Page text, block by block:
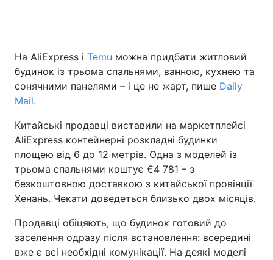
На AliExpress і Temu можна придбати житловий
будинок із трьома спальнями, ванною, кухнею та
сонячними панелями – і це не жарт, пише Daily
Mail.
Китайські продавці виставили на маркетплейсі
AliExpress контейнерні розкладні будинки
площею від 6 до 12 метрів. Одна з моделей із
трьома спальнями коштує €4 781 – з
безкоштовною доставкою з китайської провінції
Хенань. Чекати доведеться близько двох місяців.
Продавці обіцяють, що будинок готовий до
заселення одразу після встановлення: всередині
вже є всі необхідні комунікації. На деякі моделі